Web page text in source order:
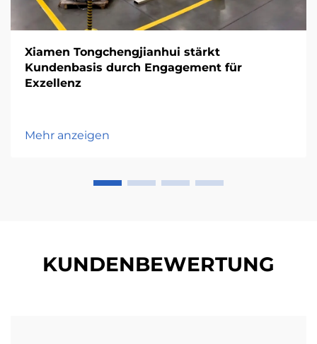
Xiamen Tongchengjianhui stärkt
Kundenbasis durch Engagement für
Exzellenz
Mehr anzeigen
KUNDENBEWERTUNG